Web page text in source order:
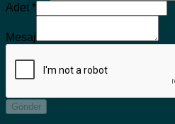
Adet *
Mesaj
Gönder